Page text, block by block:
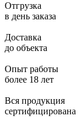
Отгрузка
в день заказа
Доставка
до объекта
Опыт работы
более 18 лет
Вся продукция
сертифицирована